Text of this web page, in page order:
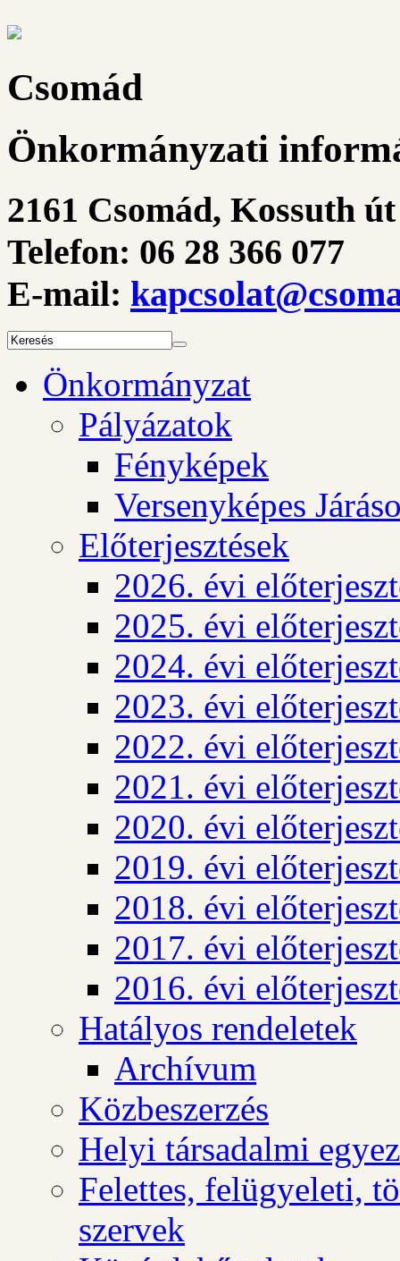
Csomád
Önkormányzati
2161 Csomád, Kossuth
Telefon: 06 28 366 077
E-mail:
Önkormányzat
Pályázatok
Fényképek
Versenyképes
Előterjesztések
2026. évi
2025. évi
2024. évi
2023. évi
2022. évi
2021. évi
2020. évi
2019. évi
2018. évi
2017. évi
2016. évi
Hatályos rendeletek
Archívum
Közbeszerzés
Helyi társadalmi
Felettes, felügyeleti,
szervek